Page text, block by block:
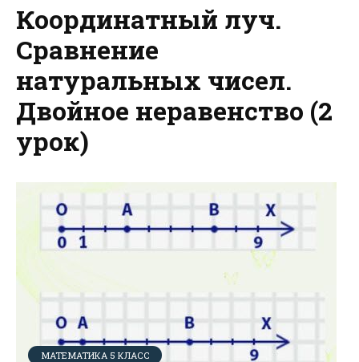
Координатный луч.
Сравнение
натуральных чисел.
Двойное неравенство (2
урок)
МАТЕМАТИКА 5 КЛАСС